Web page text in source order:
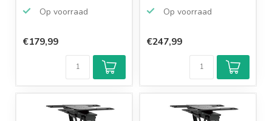
Op voorraad
€179,99
Op voorraad
€247,99